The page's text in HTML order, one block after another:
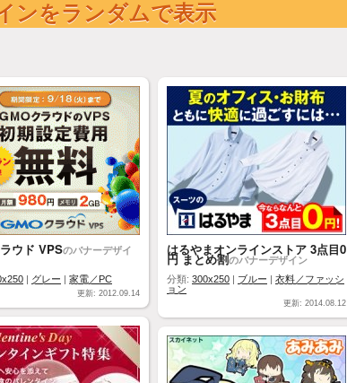
ンをランダムで表示
ウド VPSのバナーデザイ
| グレー | 家電／PC
更新: 2012.09.14
はるやまオンラインストア 3点目0
円 まとめ割のバナーデザイン
分類: 300x250 | ブルー | 衣料／ファッシ
ョン
更新: 2014.08.12